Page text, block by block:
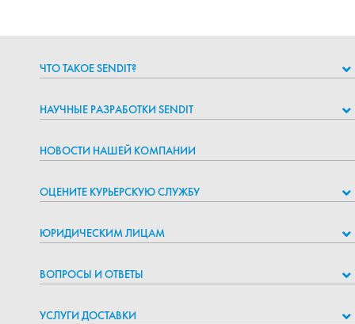
ЧТО ТАКОЕ SENDIT?
НАУЧНЫЕ РАЗРАБОТКИ SENDIT
НОВОСТИ НАШЕЙ КОМПАНИИ
ОЦЕНИТЕ КУРЬЕРСКУЮ СЛУЖБУ
ЮРИДИЧЕСКИМ ЛИЦАМ
ВОПРОСЫ И ОТВЕТЫ
УСЛУГИ ДОСТАВКИ